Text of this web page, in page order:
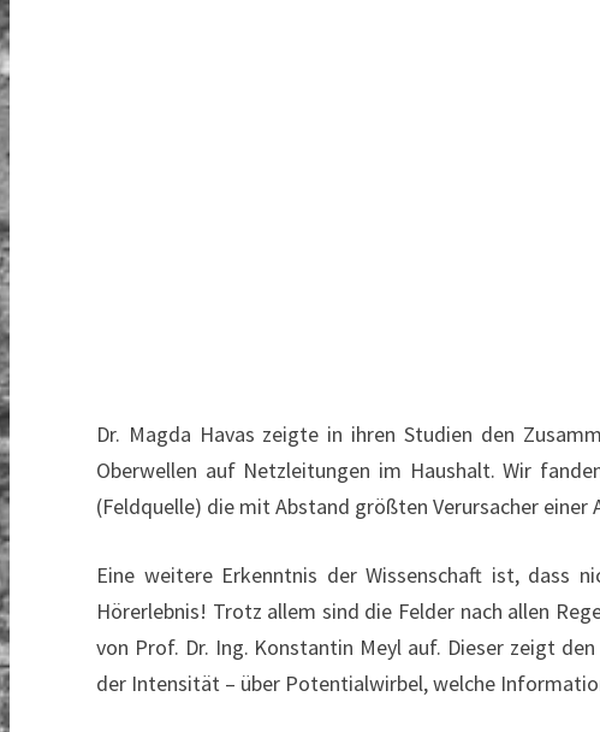
Dr. Magda Havas zeigte in ihren Studien den
Oberwellen auf Netzleitungen im Haushalt. Wir
(Feldquelle) die mit Abstand größten Verursacher einer
Eine weitere Erkenntnis der Wissenschaft ist, dass
Hörerlebnis! Trotz allem sind die Felder nach allen
von Prof. Dr. Ing. Konstantin Meyl auf. Dieser zeigt
der Intensität – über Potentialwirbel, welche